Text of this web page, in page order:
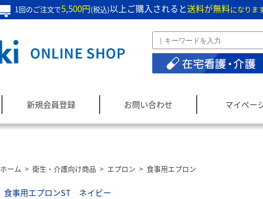
1回のご注文で5,500円(税込)以上ご購入されると送料が無料になりま
新規会員登録 お問い合わせ マイペー
ホーム > 衛生・介護向け商品 > エプロン > 食事用エプロン
食事用エプロンST ネイビー